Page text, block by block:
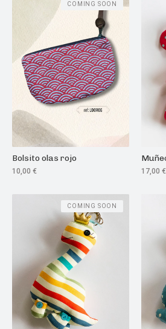
Bolsito olas rojo
10,00 €
COMING SOON
17,00 €
COMING SOON